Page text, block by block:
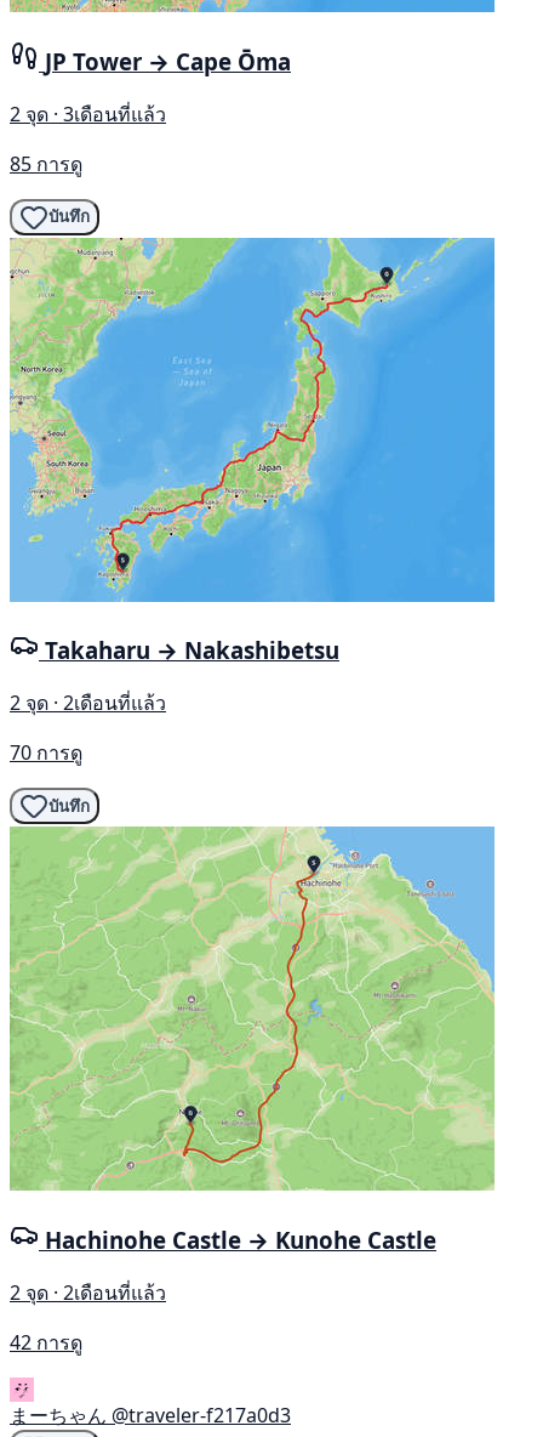
JP Tower → Cape Ōma
2 จุด · 3เดือนที่แล้ว
85 การดู
บันทึก
Takaharu → Nakashibetsu
2 จุด · 2เดือนที่แล้ว
70 การดู
บันทึก
Hachinohe Castle → Kunohe Castle
2 จุด · 2เดือนที่แล้ว
42 การดู
まーちゃん @traveler-f217a0d3